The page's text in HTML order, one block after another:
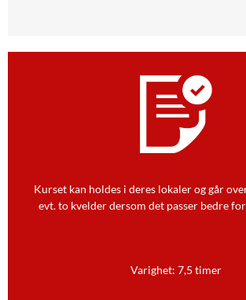
Kurset kan holdes i deres lokaler og går
evt. to kvelder dersom det passer bedre
Varighet: 7,5 timer